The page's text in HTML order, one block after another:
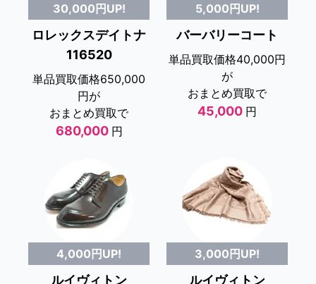
30,000円UP!
ロレックスデイトナ
116520
単品買取価格650,000
円が
おまとめ買取で
680,000 円
5,000円UP!
バーバリーコート
単品買取価格40,000円
が
おまとめ買取で
45,000 円
4,000円UP!
ルイヴィトン
3,000円UP!
ルイヴィトン